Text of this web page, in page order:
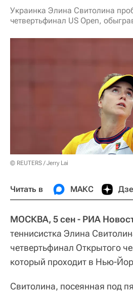
Украинка Элина Свитолина
четвертьфинал US Open,
© REUTERS / Jerry Lai
Читать в МАКС
МОСКВА, 5 сен - РИА
теннисистка Элина
четвертьфинал Открытого
который проходит в Нью-
Свитолина, посеянная под